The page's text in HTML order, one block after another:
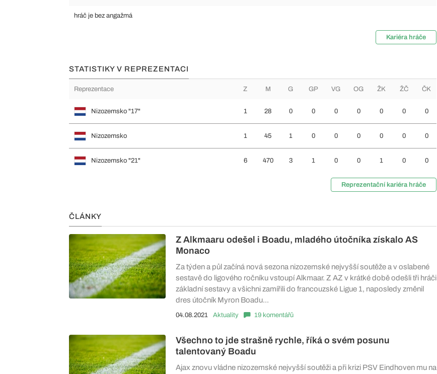
hráč je bez angažmá
Kariéra hráče
STATISTIKY V REPREZENTACI
Reprezentace Z M G GP VG OG ŽK ŽČ ČK
Nizozemsko "17" 1 28 0 0 0 0 0 0 0
Nizozemsko 1 45 1 0 0 0 0 0 0
Nizozemsko "21" 6 470 3 1 0 0 1 0 0
Reprezentační kariéra hráče
ČLÁNKY
Z Alkmaaru odešel i Boadu, mladého útočníka získalo AS
Monaco
Za týden a půl začíná nová sezona nizozemské nejvyšší soutěže a v oslabené
sestavě do ligového ročníku vstoupí Alkmaar. Z AZ v krátké době odešli tři hráči
základní sestavy a všichni zamířili do francouzské Ligue 1, naposledy změnil
dres útočník Myron Boadu...
04.08.2021 Aktuality 19 komentářů
Všechno to jde strašně rychle, říká o svém posunu
talentovaný Boadu
Ajax znovu vládne nizozemské nejvyšší soutěži a při krizi PSV Eindhoven mu na